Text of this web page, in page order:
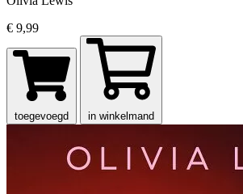
€ 9,99
toegevoegd in winkelmand